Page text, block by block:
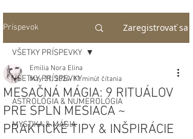
Príspevok Zaregistrovať sa
VŠETKY PRÍSPEVKY
ASTROLÓGIA & NUMEROLÓGIA
MYSTIKA & MÁGIA
VŠETKY PRÍSPEVKY
MESAČNÁ MÁGIA: 9 RITUÁLOV
PRE SPLN MESIACA ~
PRAKTICKÉ TIPY & INŠPIRÁCIE
Emilia Nora Elina
May 21, 2024 11 minút čítania